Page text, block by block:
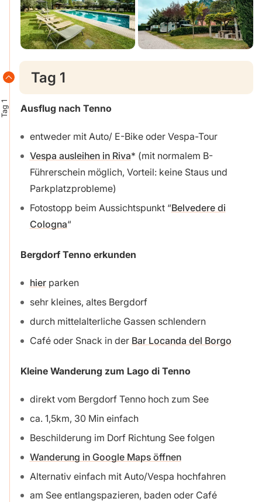
Tag 1
Tag 1
Ausflug nach Tenno
entweder mit Auto/ E-Bike oder Vespa-Tour
Vespa ausleihen in Riva
(mit normalem B-
Führerschein möglich, Vorteil: keine Staus und
Parkplatzprobleme)
Fotostopp beim Aussichtspunkt “Belvedere di
Cologna“
Bergdorf Tenno erkunden
hierparken
sehr kleines, altes Bergdorf
durch mittelalterliche Gassen schlendern
Café oder Snack in der Bar Locanda del Borgo
Kleine Wanderung zum Lago di Tenno
direkt vom Bergdorf Tenno hoch zum See
ca. 1,5km, 30 Min einfach
Beschilderung im Dorf Richtung See folgen
Wanderung in Google Maps öffnen
Alternativ einfach mit Auto/Vespa hochfahren
am See entlangspazieren, baden oder Café